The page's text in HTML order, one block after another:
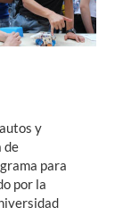
y
de
para
por la